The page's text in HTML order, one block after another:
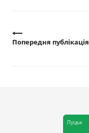
Попередня публікація